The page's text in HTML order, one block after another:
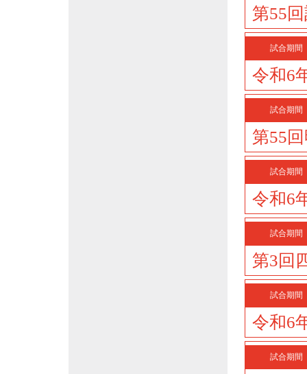
第55
試合期間
令和6
試合期間
第55
試合期間
令和6
試合期間
第3回
試合期間
令和6
試合期間